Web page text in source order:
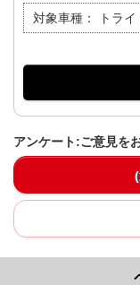
対象車種： トラ
アンケート:ご意見を